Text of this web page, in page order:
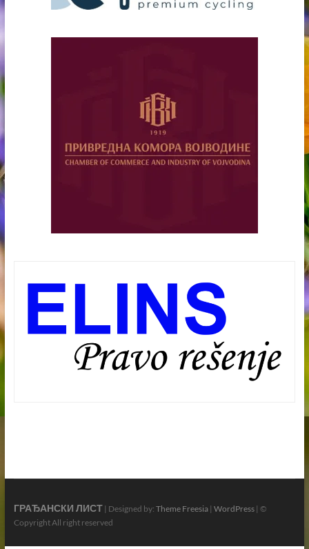
ГРАЂАНСКИ ЛИСТ| Designed by: Theme Freesia| WordPress| ©
Copyright All right reserved